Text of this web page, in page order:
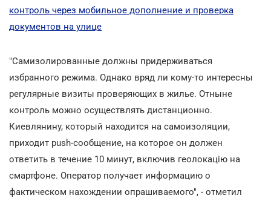
контроль через мобильное дополнение и проверка
документов на улице
"Самизолированные должны придерживаться
избранного режима. Однако вряд ли кому-то интересны
регулярные визиты проверяющих в жилье. Отныне
контроль можно осуществлять дистанционно.
Киевлянину, который находится на самоизоляции,
приходит push-сообщение, на которое он должен
ответить в течение 10 минут, включив геолокацію на
смартфоне. Оператор получает информацию о
фактическом нахождении опрашиваемого", - отметил